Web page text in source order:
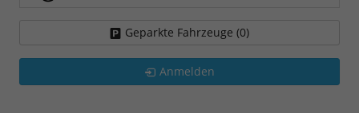
Geparkte Fahrzeuge (0)
Anmelden